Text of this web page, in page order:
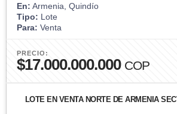
En: Armenia, Quindío
Tipo: Lote
Para: Venta
PRECIO:
$17.000.000.000 COP
LOTE EN VENTA NORTE DE ARMENIA